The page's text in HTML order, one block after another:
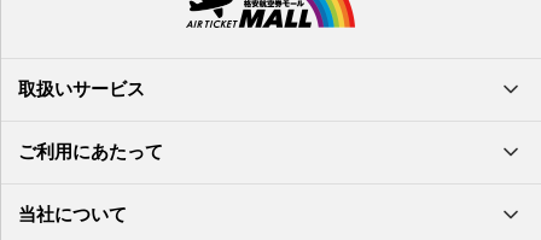
北九州空港
奄美大島空港
徳之島空港
南大東空港
多良間空港
取扱いサービス
ご利用にあたって
当社について